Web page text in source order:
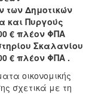
των Δημοτικών
και Πυργούς
€ πλέον ΦΠΑ
Σκαλανίου
€ πλέον ΦΠΑ .
οικονομικής
σχετικά με τη